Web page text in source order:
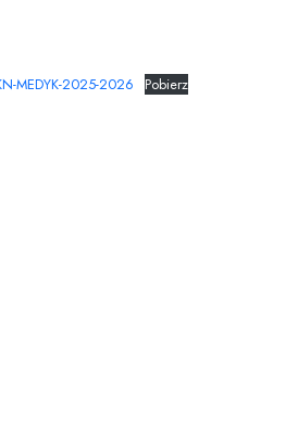
MEDYK-2025-2026 Pobierz